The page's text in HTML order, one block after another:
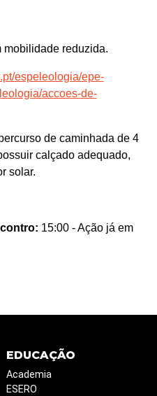
mobilidade reduzida.
espeleologia/epe-
accoes-de-
de caminhada de 4
calçado adequado,
solar.
15:00 - Ação já em
EDUCAÇÃO
Academia
ESERO